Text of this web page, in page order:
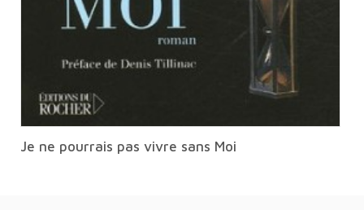
Je ne pourrais pas vivre sans Moi